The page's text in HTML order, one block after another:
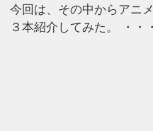
今回は、その中からアニ
３本紹介してみた。 ・・・